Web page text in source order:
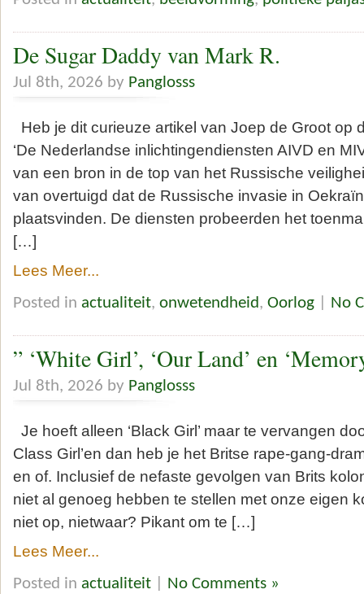
De Sugar Daddy van Mark R.
Jul 8th, 2026 by Panglosss
Heb je dit curieuze artikel van Joep de Groot op
‘De Nederlandse inlichtingendiensten AIVD en
van een bron in de top van het Russische
van overtuigd dat de Russische invasie in
plaatsvinden. De diensten probeerden het
[…]
Lees Meer...
Posted in actualiteit, onwetendheid, Oorlog No
” ‘White Girl’, ‘Our Land’ en
Jul 8th, 2026 by Panglosss
Je hoeft alleen ‘Black Girl’ maar te vervangen
Class Girl’en dan heb je het Britse rape-gang-
en of. Inclusief de nefaste gevolgen van Brits
niet al genoeg hebben te stellen met onze eigen
niet op, nietwaar? Pikant om te […]
Lees Meer...
Posted in actualiteit No Comments »